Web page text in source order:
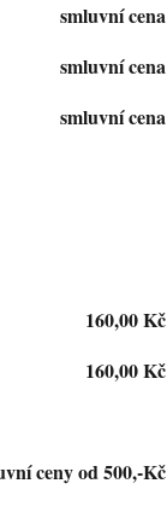
smluvní cena
smluvní cena
smluvní cena
160,00 Kč
160,00 Kč
ceny od 500,-Kč